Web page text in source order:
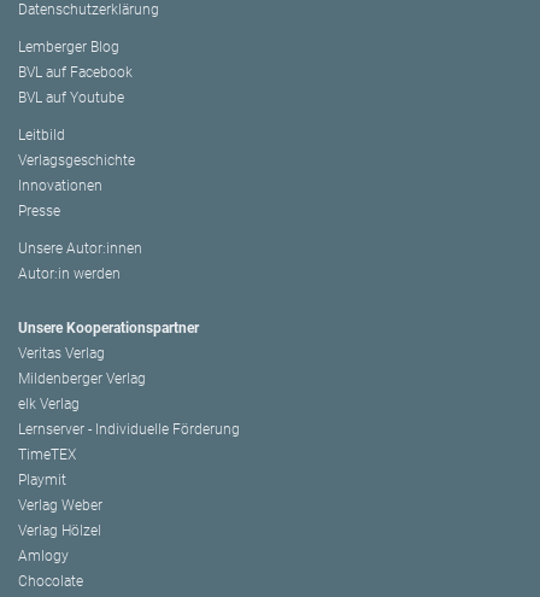
Datenschutzerklärung
Lemberger Blog
BVL auf Facebook
BVL auf Youtube
Leitbild
Verlagsgeschichte
Innovationen
Presse
Unsere Autor:innen
Autor:in werden
Unsere Kooperationspartner
Veritas Verlag
Mildenberger Verlag
elk Verlag
Lernserver - Individuelle Förderung
TimeTEX
Playmit
Verlag Weber
Verlag Hölzel
Amlogy
Chocolate